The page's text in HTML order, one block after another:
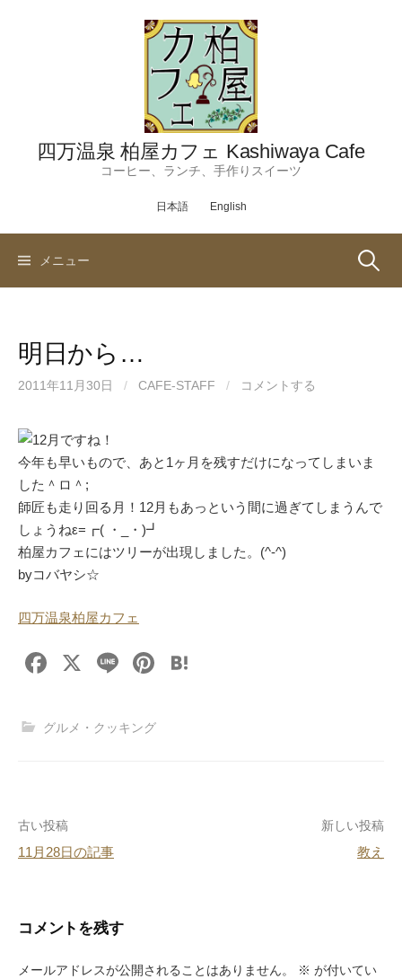
四万温泉 柏屋カフェ Kashiwaya Cafe
コーヒー、ランチ、手作りスイーツ
日本語 English
メニュー 検
明日から…
2011年11月30日 / CAFE-STAFF / コメントする
12月ですね！
今年も早いもので、あと1ヶ月を残すだけになってしまいま
した＾ロ＾;
師匠も走り回る月！12月もあっという間に過ぎてしまうんで
しょうねε=┏( ・_・)┛
柏屋カフェにはツリーが出現しました。(^-^)
byコバヤシ☆
四万温泉柏屋カフェ
F
c
o
k
X
Li
e
Pi
グルメ・クッキング
投
稿
ビ
ゲ
古い投稿
11月28日の記事
新しい投稿
教え
コメントを残す
メールアドレスが公開されることはありません。 ※ が付いてい